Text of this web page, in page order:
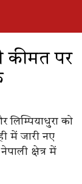
कीमत पर
को
में जारी नए
क्षेत्र में